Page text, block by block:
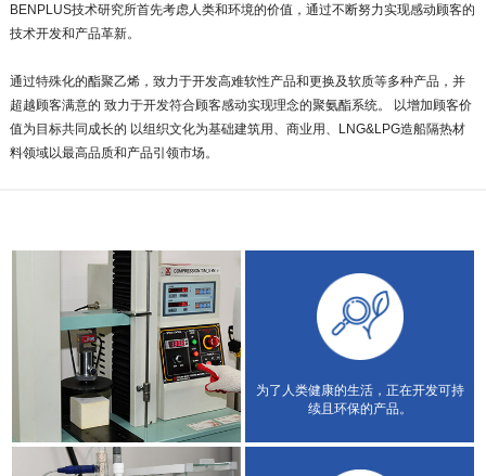
BENPLUS技术研究所首先考虑人类和环境的价值，通过不断努力实现感动顾客的
技术开发和产品革新。
通过特殊化的酯聚乙烯，致力于开发高难软性产品和更换及软质等多种产品，并
超越顾客满意的 致力于开发符合顾客感动实现理念的聚氨酯系统。 以增加顾客价
值为目标共同成长的 以组织文化为基础建筑用、商业用、LNG&LPG造船隔热材
料领域以最高品质和产品引领市场。
为了人类健康的生活，正在开发可持
续且环保的产品。